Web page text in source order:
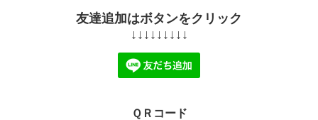
友達追加はボタンをクリック
↓↓↓↓↓↓↓↓↓
ＱＲコード